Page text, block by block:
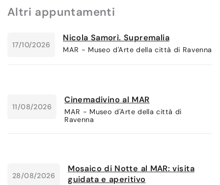
Altri appuntamenti
17/10/2026
Nicola Samorì. Supremalia
MAR - Museo d'Arte della città di Ravenna
11/08/2026
Cinemadivino al MAR
MAR - Museo d'Arte della città di
Ravenna
28/08/2026
Mosaico di Notte al MAR: visita
guidata e aperitivo